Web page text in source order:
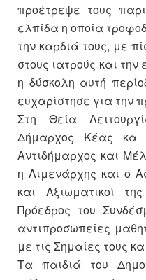
προέτρεψε τους
ελπίδα η οποία
την καρδιά τους, με
στους ιατρούς και
η δύσκολη αυτή
ευχαρίστησε για την
Στη Θεία
Δήμαρχος Κέας κα
Αντιδήμαρχος και
η Λιμενάρχης και ο
και Αξιωματικοί
Πρόεδρος του
αντιπροσωπείες
με τις Σημαίες τους
Τα παιδιά του